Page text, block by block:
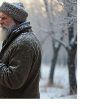
и советы, чтобы
здоровье